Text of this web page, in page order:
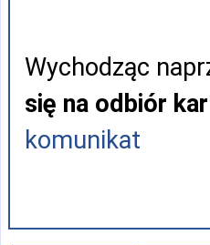
Wychodząc
się na odbiór
komunikat